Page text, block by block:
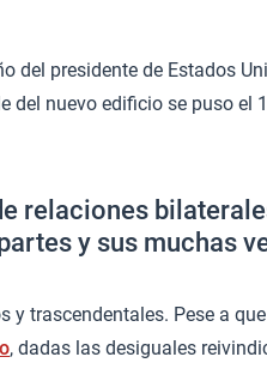
del presidente de Estados
del nuevo edificio se puso
relaciones
y sus muchas
trascendentales. Pese a
, dadas las desiguales